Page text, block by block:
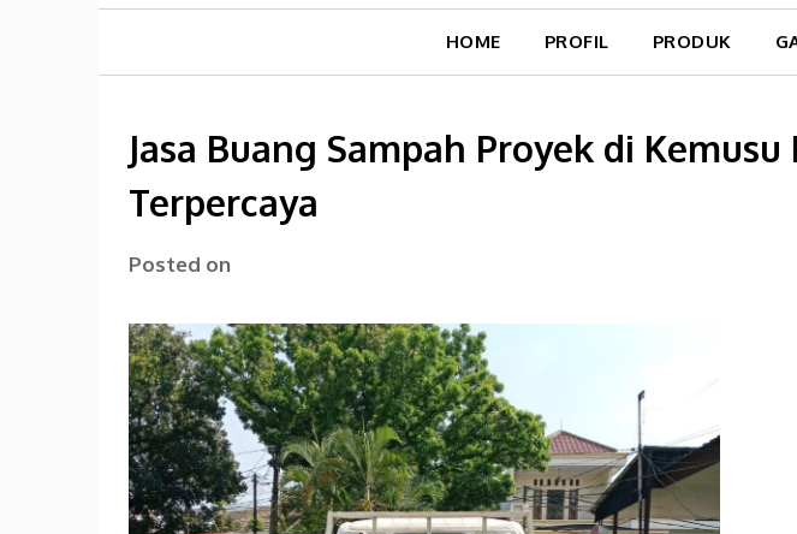
HOME PROFIL PRODUK
Jasa Buang Sampah Proyek di
Terpercaya
Posted on